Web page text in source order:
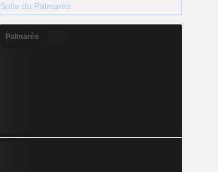
Suite du Palmarès
Palmarès